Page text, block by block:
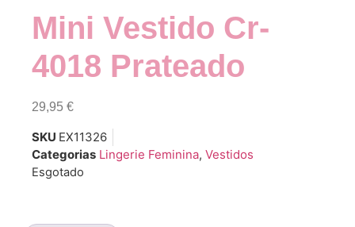
Mini Vestido Cr-
4018 Prateado
29,95 €
SKU EX11326
Categorias Lingerie Feminina, Vestidos
Esgotado